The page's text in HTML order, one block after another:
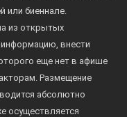
или биеннале.
из открытых
внести
еще нет в афише
Размещение
абсолютно
осуществляется